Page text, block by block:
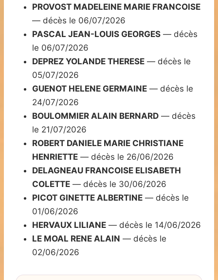
PROVOST MADELEINE MARIE FRANCOISE
— décès le 06/07/2026
PASCAL JEAN-LOUIS GEORGES — décès
le 06/07/2026
DEPREZ YOLANDE THERESE — décès le
05/07/2026
GUENOT HELENE GERMAINE — décès le
24/07/2026
BOULOMMIER ALAIN BERNARD — décès
le 21/07/2026
ROBERT DANIELE MARIE CHRISTIANE
HENRIETTE — décès le 26/06/2026
DELAGNEAU FRANCOISE ELISABETH
COLETTE — décès le 30/06/2026
PICOT GINETTE ALBERTINE — décès le
01/06/2026
HERVAUX LILIANE — décès le 14/06/2026
LE MOAL RENE ALAIN — décès le
02/06/2026